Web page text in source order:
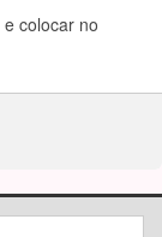
e colocar no